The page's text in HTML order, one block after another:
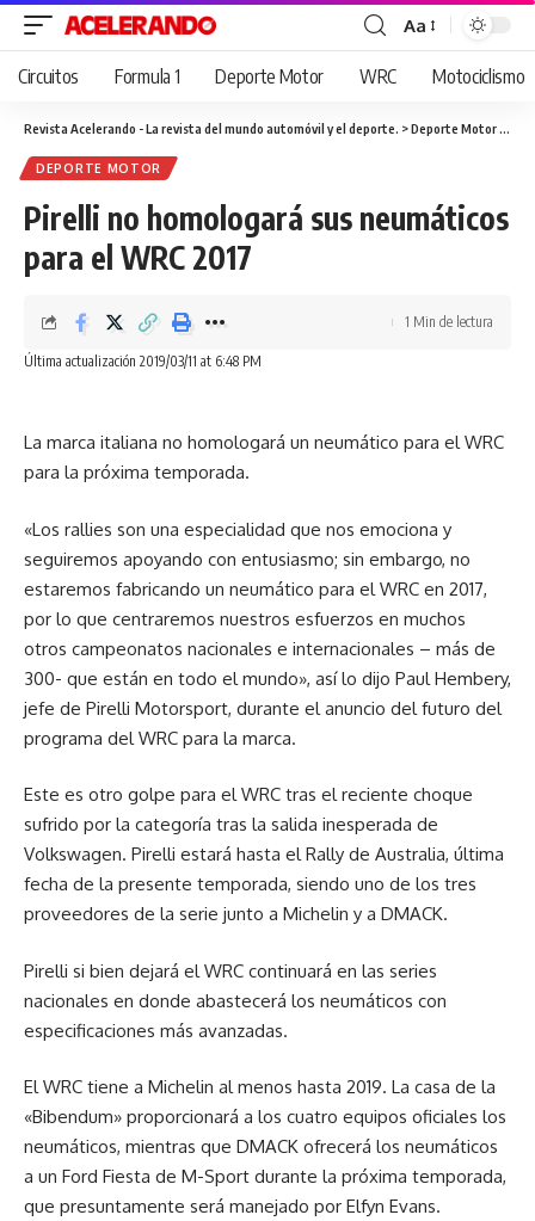
Cambiar
tamaño
fuente
Aa
Circuitos Formula 1 Deporte Motor WRC Motociclismo
Revista Acelerando - La revista del mundo automóvil y el deporte. >Deporte Motor
DEPORTE MOTOR
Pirelli no homologará sus neumáticos
para el WRC 2017
Última actualización 2019/03/11 at 6:48 PM
1 Min de lectura
La marca italiana no homologará un neumático para el WRC
para la próxima temporada.
«Los rallies son una especialidad que nos emociona y
seguiremos apoyando con entusiasmo; sin embargo, no
estaremos fabricando un neumático para el WRC en 2017,
por lo que centraremos nuestros esfuerzos en muchos
otros campeonatos nacionales e internacionales – más de
300- que están en todo el mundo», así lo dijo Paul Hembery,
jefe de Pirelli Motorsport, durante el anuncio del futuro del
programa del WRC para la marca.
Este es otro golpe para el WRC tras el reciente choque
sufrido por la categoría tras la salida inesperada de
Volkswagen. Pirelli estará hasta el Rally de Australia, última
fecha de la presente temporada, siendo uno de los tres
proveedores de la serie junto a Michelin y a DMACK.
Pirelli si bien dejará el WRC continuará en las series
nacionales en donde abastecerá los neumáticos con
especificaciones más avanzadas.
El WRC tiene a Michelin al menos hasta 2019. La casa de la
«Bibendum» proporcionará a los cuatro equipos oficiales los
neumáticos, mientras que DMACK ofrecerá los neumáticos
a un Ford Fiesta de M-Sport durante la próxima temporada,
que presuntamente será manejado por Elfyn Evans.